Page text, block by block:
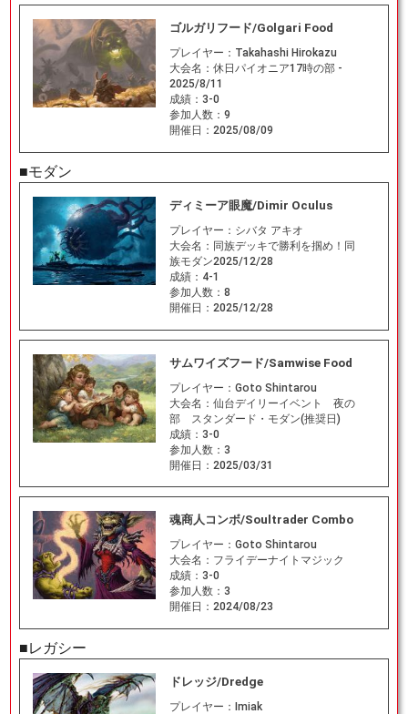
ゴルガリフード/Golgari Food
プレイヤー： Takahashi Hirokazu
大会名： 休日パイオニア17時の部 -
2025/8/11
成績： 3-0
参加人数： 9
開催日： 2025/08/09
■モダン
ディミーア眼魔/Dimir Oculus
プレイヤー： シバタ アキオ
大会名： 同族デッキで勝利を掴め！同
族モダン2025/12/28
成績： 4-1
参加人数： 8
開催日： 2025/12/28
サムワイズフード/Samwise Food
プレイヤー： Goto Shintarou
大会名： 仙台デイリーイベント 夜の
部 スタンダード・モダン(推奨日)
成績： 3-0
参加人数： 3
開催日： 2025/03/31
魂商人コンボ/Soultrader Combo
プレイヤー： Goto Shintarou
大会名： フライデーナイトマジック
成績： 3-0
参加人数： 3
開催日： 2024/08/23
■レガシー
ドレッジ/Dredge
プレイヤー： Imiak